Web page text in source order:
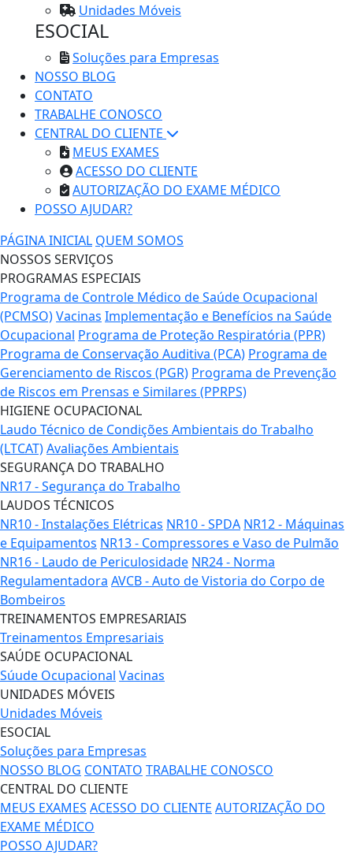
Unidades Móveis
ESOCIAL
Soluções para Empresas
NOSSO BLOG
CONTATO
TRABALHE CONOSCO
CENTRAL DO CLIENTE
MEUS EXAMES
ACESSO DO CLIENTE
AUTORIZAÇÃO DO EXAME MÉDICO
POSSO AJUDAR?
PÁGINA INICIAL QUEM SOMOS
NOSSOS SERVIÇOS
PROGRAMAS ESPECIAIS
Programa de Controle Médico de Saúde Ocupacional
(PCMSO)Vacinas Implementação e Benefícios na Saúde
Ocupacional Programa de Proteção Respiratória (PPR)
Programa de Conservação Auditiva (PCA) Programa de
Gerenciamento de Riscos (PGR) Programa de Prevenção
de Riscos em Prensas e Similares (PPRPS)
HIGIENE OCUPACIONAL
Laudo Técnico de Condições Ambientais do Trabalho
(LTCAT)Avaliações Ambientais
SEGURANÇA DO TRABALHO
NR17 - Segurança do Trabalho
LAUDOS TÉCNICOS
NR10 - Instalações Elétricas NR10 - SPDA NR12 - Máquinas
e Equipamentos NR13 - Compressores e Vaso de Pulmão
NR16 - Laudo de Periculosidade NR24 - Norma
Regulamentadora AVCB - Auto de Vistoria do Corpo de
Bombeiros
TREINAMENTOS EMPRESARIAIS
Treinamentos Empresariais
SAÚDE OCUPACIONAL
Súude Ocupacional Vacinas
UNIDADES MÓVEIS
Unidades Móveis
ESOCIAL
Soluções para Empresas
NOSSO BLOG CONTATO TRABALHE CONOSCO
CENTRAL DO CLIENTE
MEUS EXAMES ACESSO DO CLIENTE AUTORIZAÇÃO DO
EXAME MÉDICO
POSSO AJUDAR?